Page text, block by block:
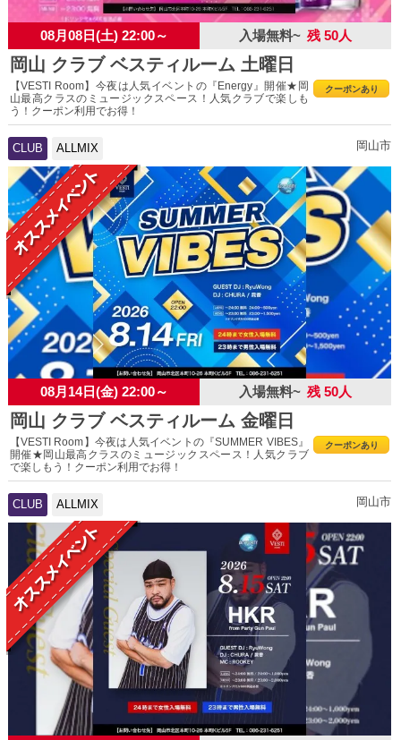
08月08日(土) 22:00～ 入場無料~ 残 50人
岡山 クラブ ベスティルーム 土曜日
クーポンあり
【VESTI Room】今夜は人気イベントの『Energy』開催★岡
山最高クラスのミュージックスペース！人気クラブで楽しも
う！クーポン利用でお得！
CLUB ALLMIX 岡山市
08月14日(金) 22:00～ 入場無料~ 残 50人
岡山 クラブ ベスティルーム 金曜日
クーポンあり
【VESTI Room】今夜は人気イベントの『SUMMER VIBES』
開催★岡山最高クラスのミュージックスペース！人気クラブ
で楽しもう！クーポン利用でお得！
CLUB ALLMIX 岡山市